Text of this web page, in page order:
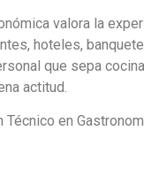
valora la
hoteles,
que sepa
actitud.
Técnico en